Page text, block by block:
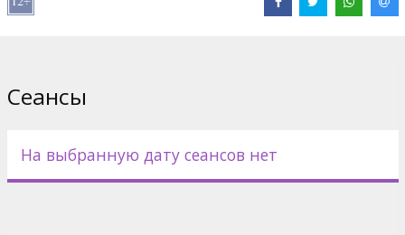
Сеансы
На выбранную дату сеансов нет